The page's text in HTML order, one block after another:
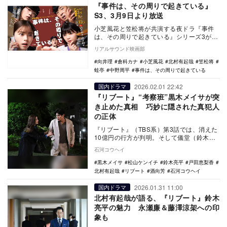
『事件は、その周りで起きている』
S3、3月9日より放送
小芝風花と笠松将が共演する夜ドラ『事件
は、その周りで起きている』シリーズ3が、
3月9日より4夜連続でNHK総合で放送され
ることが…
リアルサウンド映画部
向井理
倉科カナ 小芝風花 北村有起哉
笠松将
蛙亭
中野周平 事件は、その周りで起きている
国内ドラマ 2026.02.01 22:42
『リブート』“考察班”黒木メイサが突
き止めた真相 巧妙に隠された真犯人
の正体
『リブート』（TBS系）第3話では、消えた
10億円の行方が判明。そして儀堂（鈴木亮
た。
石河コウヘイ
黒木メイサ
松山ケンイチ 鈴木亮平
戸田恵梨香
北村有起哉
リブート 酒向芳 石河コウヘイ
国内ドラマ 2026.01.31 11:00
北村有起哉が語る、『リブート』鈴木
亮平の魅力 永瀬廉＆藤澤涼架への印
象も